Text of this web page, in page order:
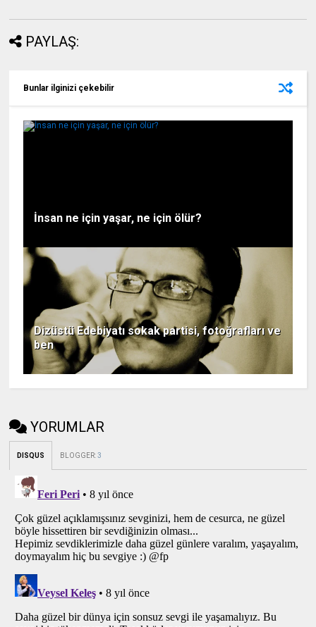
PAYLAŞ:
Bunlar ilginizi çekebilir
İnsan ne için yaşar, ne için ölür?
Dizüstü Edebiyatı sokak partisi, fotoğrafları ve
ben
YORUMLAR
DISQUS BLOGGER:3